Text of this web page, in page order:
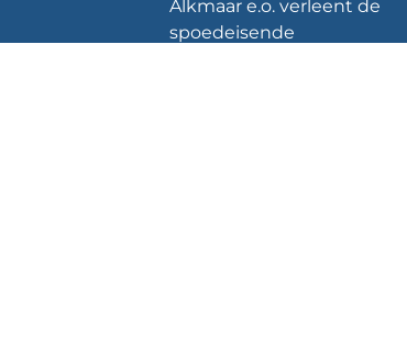
Alkmaar e.o. verleent de
spoedeisende